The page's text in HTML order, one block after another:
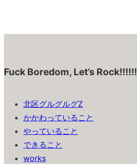
Fuck Boredom, Let’s Rock!!!!!!
北区グルグルグZ
かかわっていること
やっていること
できること
works